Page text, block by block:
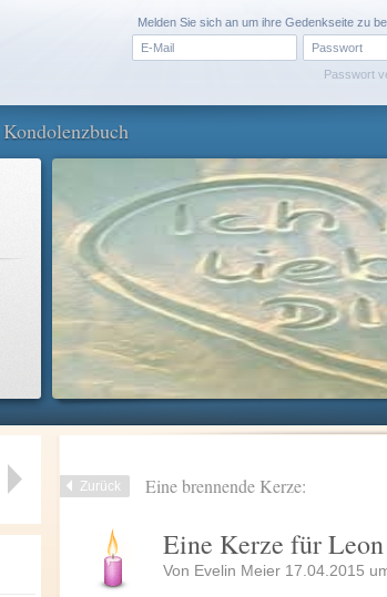
Passwort
Melden Sie sich an um ihre Gedenkseite zu
Kondolenzbuch
Zurück Eine brennende Kerze:
Eine Kerze für
Von Evelin Meier 17.04.2015